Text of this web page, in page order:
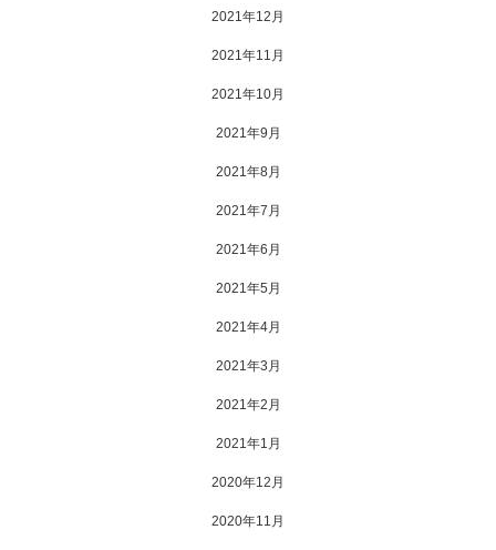
2021年12月
2021年11月
2021年10月
2021年9月
2021年8月
2021年7月
2021年6月
2021年5月
2021年4月
2021年3月
2021年2月
2021年1月
2020年12月
2020年11月